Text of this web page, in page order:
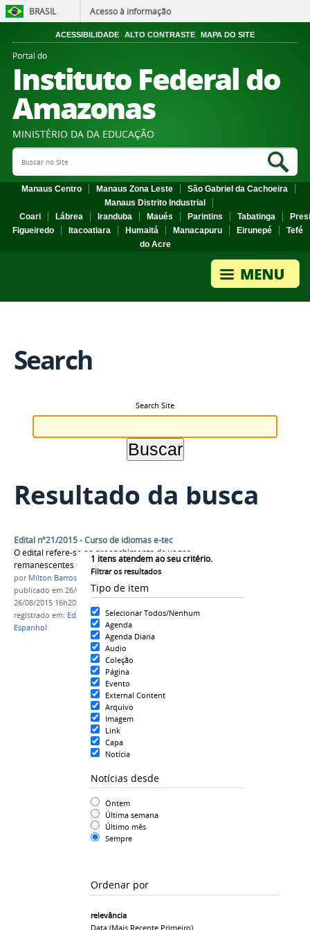
BRASIL Acesso à informação
ACESSIBILIDADE ALTO CONTRASTE MAPA DO SITE
Portal do
Instituto Federal do
Amazonas
MINISTÉRIO DA DA EDUCAÇÃO
Search Site
Manaus Centro Manaus Zona Leste
São Gabriel da Cachoeira
Manaus Distrito Industrial
Coari
Lábrea Iranduba Maués Parintins Tabatinga
Figueiredo
Itacoatiara Humaitá Manacapuru Eirunepé
Tefé
do Acre
Search
Search Site
Resultado da busca
1 itens atendem ao seu critério.
Filtrar os resultados
Tipo de item
Selecionar Todos/Nenhum
Agenda
Agenda Diaria
Audio
Coleção
Página
Evento
External Content
Arquivo
Imagem
Link
Capa
Notícia
Notícias desde
Ontem
Última semana
Último mês
Sempre
Ordenar por
relevância
Data (mais Recente Primeiro)
Edital nº21/2015 - Curso de idiomas e-tec
O edital refere-se ao preenchimento de vagas
remanescentes do edital Nº 13/2015
por Milton Barros
publicado em 26/08/2015—última modificação
26/08/2015 16h20
registrado em: Edital nº21/2015,EaD ,InglÊs,
Espanhol